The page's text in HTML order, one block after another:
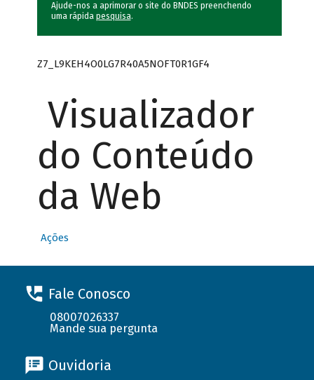
Ajude-nos a aprimorar o site do BNDES preenchendo
uma rápida pesquisa.
Z7_L9KEH4O0LG7R40A5NOFT0R1GF4
Visualizador
do Conteúdo
da Web
Ações
Fale Conosco
08007026337
Mande sua pergunta
Ouvidoria